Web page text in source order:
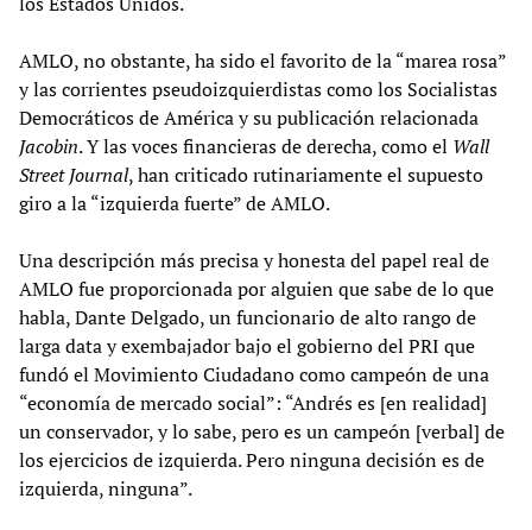
AMLO, no obstante, ha sido el favorito de la “marea rosa”
y las corrientes pseudoizquierdistas como los Socialistas
Democráticos de América y su publicación relacionada
Jacobin. Y las voces financieras de derecha, como el Wall
Street Journal, han criticado rutinariamente el supuesto
giro a la “izquierda fuerte” de AMLO.
Una descripción más precisa y honesta del papel real de
AMLO fue proporcionada por alguien que sabe de lo que
habla, Dante Delgado, un funcionario de alto rango de
larga data y exembajador bajo el gobierno del PRI que
fundó el Movimiento Ciudadano como campeón de una
“economía de mercado social”: “Andrés es [en realidad]
un conservador, y lo sabe, pero es un campeón [verbal] de
los ejercicios de izquierda. Pero ninguna decisión es de
izquierda, ninguna”.